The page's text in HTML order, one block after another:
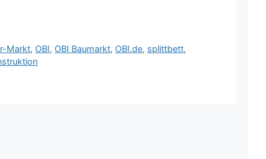
Markt, OBI, OBI Baumarkt, OBI.de, splittbett,